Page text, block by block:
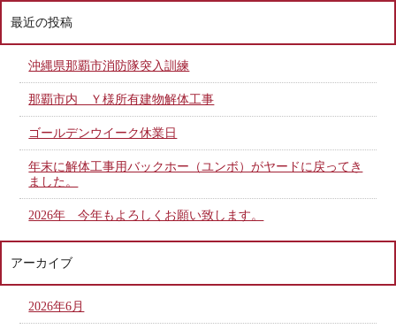
最近の投稿
沖縄県那覇市消防隊突入訓練
那覇市内 Ｙ様所有建物解体工事
ゴールデンウイーク休業日
年末に解体工事用バックホー（ユンボ）がヤードに戻ってき
ました。
2026年 今年もよろしくお願い致します。
アーカイブ
2026年6月